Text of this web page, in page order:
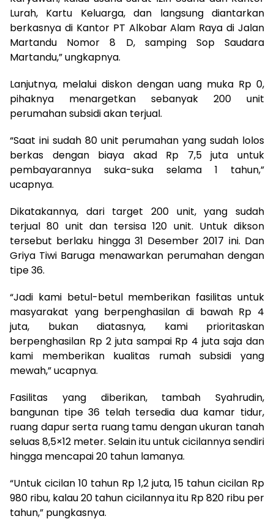
Lurah, Kartu Keluarga, dan langsung diantarkan
berkasnya di Kantor PT Alkobar Alam Raya di Jalan
Martandu Nomor 8 D, samping Sop Saudara
Martandu,” ungkapnya.
Lanjutnya, melalui diskon dengan uang muka Rp 0,
pihaknya menargetkan sebanyak 200 unit
perumahan subsidi akan terjual.
“Saat ini sudah 80 unit perumahan yang sudah lolos
berkas dengan biaya akad Rp 7,5 juta untuk
pembayarannya suka-suka selama 1 tahun,”
ucapnya.
Dikatakannya, dari target 200 unit, yang sudah
terjual 80 unit dan tersisa 120 unit. Untuk dikson
tersebut berlaku hingga 31 Desember 2017 ini. Dan
Griya Tiwi Baruga menawarkan perumahan dengan
tipe 36.
“Jadi kami betul-betul memberikan fasilitas untuk
masyarakat yang berpenghasilan di bawah Rp 4
juta, bukan diatasnya, kami prioritaskan
berpenghasilan Rp 2 juta sampai Rp 4 juta saja dan
kami memberikan kualitas rumah subsidi yang
mewah,” ucapnya.
Fasilitas yang diberikan, tambah Syahrudin,
bangunan tipe 36 telah tersedia dua kamar tidur,
ruang dapur serta ruang tamu dengan ukuran tanah
seluas 8,5×12 meter. Selain itu untuk cicilannya sendiri
hingga mencapai 20 tahun lamanya.
“Untuk cicilan 10 tahun Rp 1,2 juta, 15 tahun cicilan Rp
980 ribu, kalau 20 tahun cicilannya itu Rp 820 ribu per
tahun,” pungkasnya.